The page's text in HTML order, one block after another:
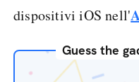
dispositivi iOS nell'
Guess the